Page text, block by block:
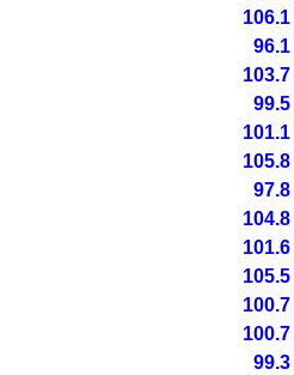
106.1
96.1
103.7
99.5
101.1
105.8
97.8
104.8
101.6
105.5
100.7
100.7
99.3